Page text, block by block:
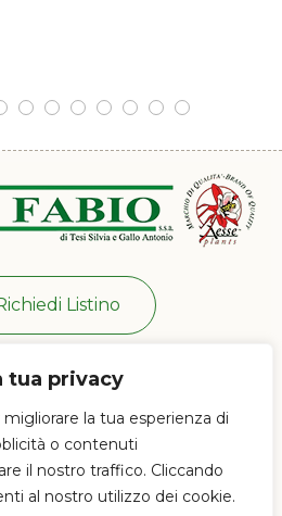
tua privacy
la tua esperienza di
o contenuti
il nostro traffico. Cliccando
al nostro utilizzo dei cookie.
Listino
+39 0573 38 20 77
D - 51030 Pistoia (PT)
/ 12:00 - 13:30 / 17:00
di Tesi Silvia e Gallo Antonio - P.IVA e